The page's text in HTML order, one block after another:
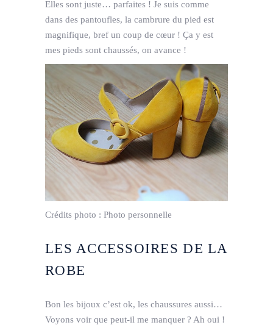
Elles sont juste… parfaites ! Je suis comme
dans des pantoufles, la cambrure du pied est
magnifique, bref un coup de cœur ! Ça y est
mes pieds sont chaussés, on avance !
Crédits photo : Photo personnelle
LES ACCESSOIRES DE LA
ROBE
Bon les bijoux c’est ok, les chaussures aussi…
Voyons voir que peut-il me manquer ? Ah oui !